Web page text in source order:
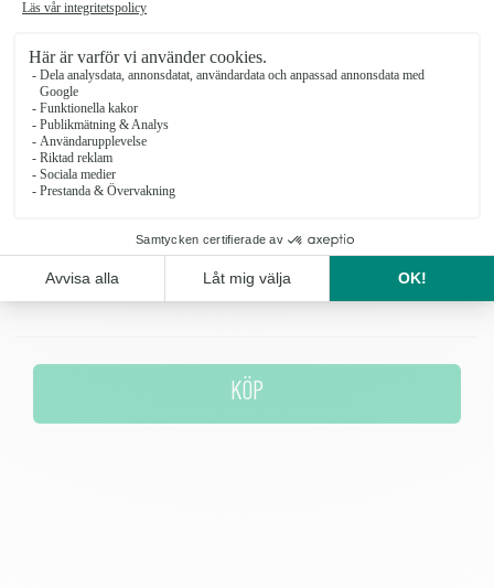
Tre-sma-ord_12
210 kr
Tre små ord, en bukett med tre röda rosor och grönt. En enkel och
stilren liten bukett till någon du kanske längtar efter att få träffa
igen. För dig som vill uppvakta din nyfunna kärlek eller skicka till
någon du inte träffat på länge.
KÖP